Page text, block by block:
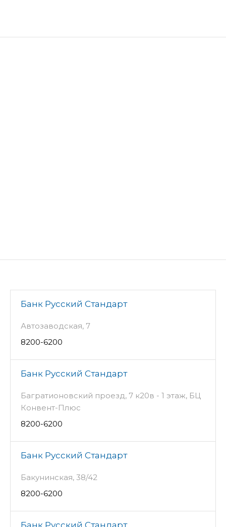
Банк Русский Стандарт
Автозаводская, 7
8200-6200
Банк Русский Стандарт
Багратионовский проезд, 7 к20в - 1 этаж, БЦ
Конвент-Плюс
8200-6200
Банк Русский Стандарт
Бакунинская, 38/42
8200-6200
Банк Русский Стандарт